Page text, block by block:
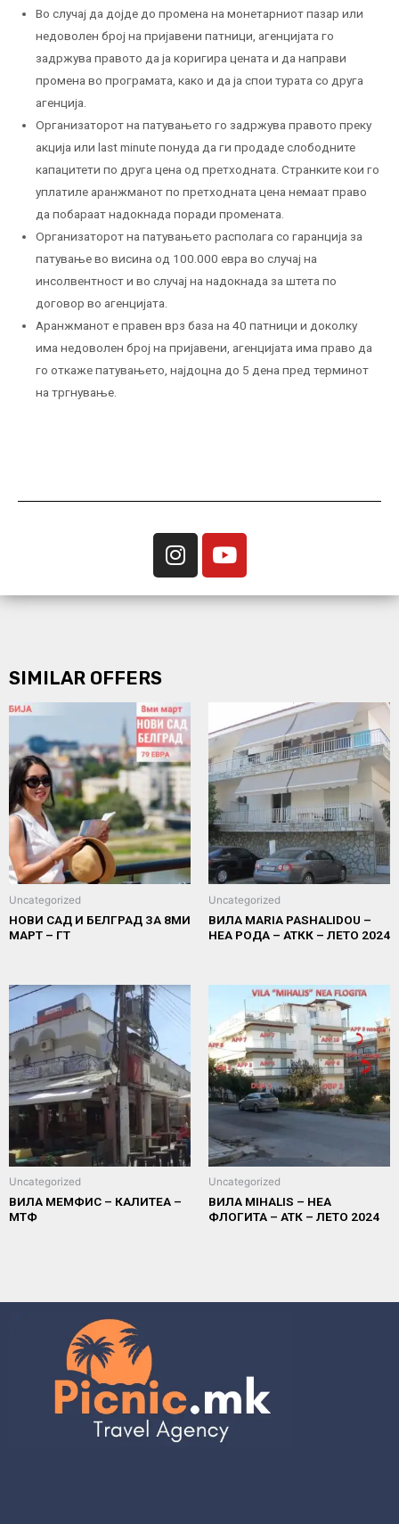
Во случај да дојде до промена на монетарниот пазар или
недоволен број на пријавени патници, агенцијата го
задржува правото да ја коригира цената и да направи
промена во програмата, како и да ја спои турата со друга
агенција.
Организаторот на патувањето го задржува правото преку
акција или last minute понуда да ги продаде слободните
капацитети по друга цена од претходната. Странките кои го
уплатиле аранжманот по претходната цена немаат право
да побараат надокнада поради промената.
Организаторот на патувањето располага со гаранција за
патување во висина од 100.000 евра во случај на
инсолвентност и во случај на надокнада за штета по
договор во агенцијата.
Аранжманот е правен врз база на 40 патници и доколку
има недоволен број на пријавени, агенцијата има право да
го откаже патувањето, најдоцна до 5 дена пред терминот
на тргнување.
SIMILAR OFFERS
Uncategorized
НОВИ САД И БЕЛГРАД ЗА 8МИ
МАРТ – ГТ
Uncategorized
ВИЛА MARIA PASHALIDOU –
НЕА РОДА – АТКК – ЛЕТО 2024
Uncategorized
ВИЛА МЕМФИС – КАЛИТЕА –
МТФ
Uncategorized
ВИЛА MIHALIS – НЕА
ФЛОГИТА – АТК – ЛЕТО 2024